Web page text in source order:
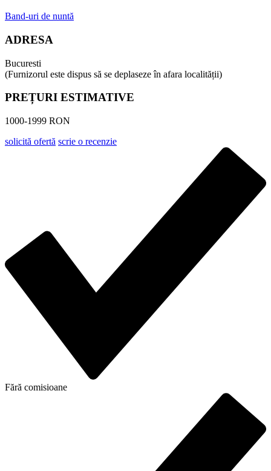
Band-uri de nuntă
ADRESA
Bucuresti
(Furnizorul este dispus să se deplaseze în afara localității)
PREȚURI ESTIMATIVE
1000-1999 RON
solicită ofertă scrie o recenzie
Fără comisioane